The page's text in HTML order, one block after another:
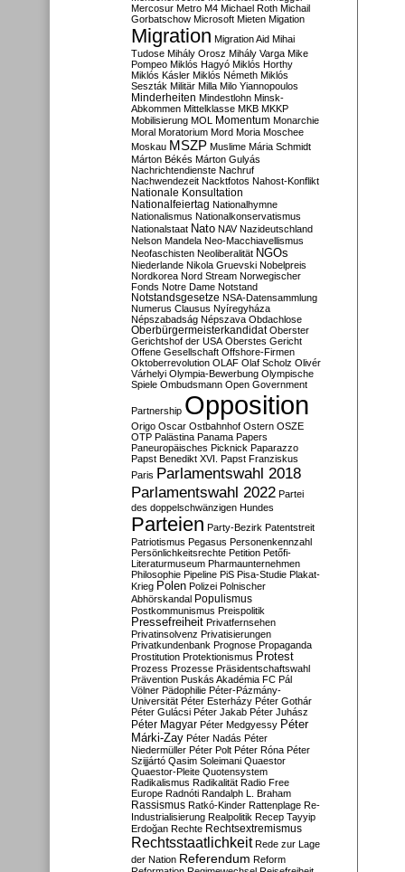
Mercosur Metro M4 Michael Roth Michail
Gorbatschow Microsoft Mieten Migation
Migration Migration Aid Mihai
Tudose Mihály Orosz Mihály Varga Mike
Pompeo Miklós Hagyó Miklós Horthy
Miklós Kásler Miklós Németh Miklós
Seszták Militär Milla Milo Yiannopoulos
Minderheiten Mindestlohn Minsk-
Abkommen Mittelklasse MKB MKKP
Mobilisierung MOL Momentum Monarchie
Moral Moratorium Mord Moria Moschee
Moskau MSZP Muslime Mária Schmidt
Márton Békés Márton Gulyás
Nachrichtendienste Nachruf
Nachwendezeit Nacktfotos Nahost-Konflikt
Nationale Konsultation
Nationalfeiertag Nationalhymne
Nationalismus Nationalkonservatismus
Nationalstaat Nato NAV Nazideutschland
Nelson Mandela Neo-Macchiavellismus
Neofaschisten Neoliberalität NGOs
Niederlande Nikola Gruevski Nobelpreis
Nordkorea Nord Stream Norwegischer
Fonds Notre Dame Notstand
Notstandsgesetze NSA-Datensammlung
Numerus Clausus Nyíregyháza
Népszabadság Népszava Obdachlose
Oberbürgermeisterkandidat Oberster
Gerichtshof der USA Oberstes Gericht
Offene Gesellschaft Offshore-Firmen
Oktoberrevolution OLAF Olaf Scholz Olivér
Várhelyi Olympia-Bewerbung Olympische
Spiele Ombudsmann Open Government
Partnership Opposition
Origo Oscar Ostbahnhof Ostern OSZE
OTP Palästina Panama Papers
Paneuropäisches Picknick Paparazzo
Papst Benedikt XVI. Papst Franziskus
Paris Parlamentswahl 2018
Parlamentswahl 2022 Partei
des doppelschwänzigen Hundes
Parteien Party-Bezirk Patentstreit
Patriotismus Pegasus Personenkennzahl
Persönlichkeitsrechte Petition Petőfi-
Literaturmuseum Pharmaunternehmen
Philosophie Pipeline PiS Pisa-Studie Plakat-
Krieg Polen Polizei Polnischer
Abhörskandal Populismus
Postkommunismus Preispolitik
Pressefreiheit Privatfernsehen
Privatinsolvenz Privatisierungen
Privatkundenbank Prognose Propaganda
Prostitution Protektionismus Protest
Prozess Prozesse Präsidentschaftswahl
Prävention Puskás Akadémia FC Pál
Völner Pädophilie Péter-Pázmány-
Universität Péter Esterházy Péter Gothár
Péter Gulácsi Péter Jakab Péter Juhász
Péter Magyar Péter Medgyessy Péter
Márki-Zay Péter Nadás Péter
Niedermüller Péter Polt Péter Róna Péter
Szijjártó Qasim Soleimani Quaestor
Quaestor-Pleite Quotensystem
Radikalismus Radikalität Radio Free
Europe Radnóti Randalph L. Braham
Rassismus Ratkó-Kinder Rattenplage Re-
Industrialisierung Realpolitik Recep Tayyip
Erdoğan Rechte Rechtsextremismus
Rechtsstaatlichkeit Rede zur Lage
der Nation Referendum Reform